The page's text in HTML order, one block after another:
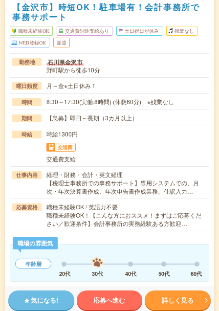
【金沢市】時短OK！駐車場有！会計事務所で
事務サポート
職種未経験OK 交通費別途支給あり 土日祝日が休み 残業なし
WEB登録OK 派遣
勤務地 石川県金沢市
野町駅から徒歩10分
曜日頻度 月～金※土日休み！
時間 8:30～17:30(実働:8時間) (休憩60分) ※残業なし
期間 【急募】即日～長期（3カ月以上）
時給 時給1300円
交通費
交通費支給
仕事内容
経理・財務・会計・英文経理
【税理士事務所での事務サポート】専用システムでの、月
次・年次決算書作成、年次申告書作成業務、仕訳入力…
応募資格
職種未経験OK / 英語力不要
職種未経験OK！【こんな方におススメ！まずはご応募くだ
さい／歓迎条件】会計事務所の実務経験ある方歓迎…
職場の雰囲気
年齢層
20代
30代 40代 50代 60代
気になる! 応募へ進む 詳しく見る